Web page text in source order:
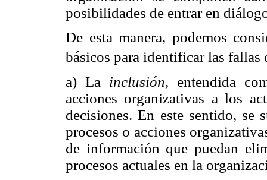
posibilidades de entrar en
De esta manera, podemos
básicos para identificar las fallas
a) La inclusión, entendida
acciones organizativas a los
decisiones. En este sentido, se
procesos o acciones
de información que puedan
procesos actuales en la